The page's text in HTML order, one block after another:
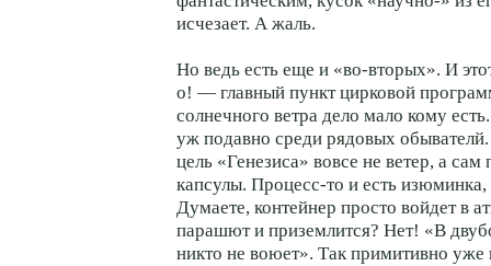
исчезает. А жаль.
Но ведь есть еще и «во-вторых». И
о! — главный пункт цирковой
солнечного ветра дело мало кому
уж подавно среди рядовых
цель «Генезиса» вовсе не ветер, а сам
капсулы. Процесс-то и есть
Думаете, контейнер просто войдет в
парашют и приземлится? Нет! «В
никто не воюет». Так примитивно уже